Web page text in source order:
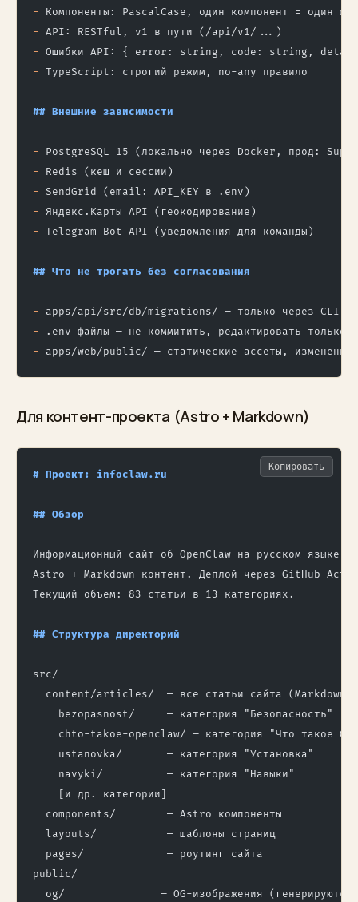
- Компоненты: PascalCase, один компонент = один
- API: RESTful, v1 в пути (/api/v1/...)
- Ошибки API: { error: string, code: string,
- TypeScript: строгий режим, no-any правило
## Внешние зависимости
- PostgreSQL 15 (локально через Docker, прод:
- Redis (кеш и сессии)
- SendGrid (email: API_KEY в .env)
- Яндекс.Карты API (геокодирование)
- Telegram Bot API (уведомления для команды)
## Что не трогать без согласования
- apps/api/src/db/migrations/ — только через CLI
- .env файлы — не коммитить, редактировать только
- apps/web/public/ — статические ассеты, изменения
Для контент-проекта (Astro + Markdown)
# Проект: infoclaw.ru
## Обзор
Информационный сайт об OpenClaw на русском языке.
Astro + Markdown контент. Деплой через GitHub
Текущий объём: 83 статьи в 13 категориях.
## Структура директорий
src/
  content/articles/  — все статьи сайта (Markdown)
    bezopasnost/     — категория "Безопасность"
chto-takoe-openclaw/ — категория "Что такое
    ustanovka/       — категория "Установка"
    navyki/          — категория "Навыки"
    [и др. категории]
  components/        — Astro компоненты
  layouts/           — шаблоны страниц
  pages/             — роутинг сайта
public/
og/               — OG-изображения (генерируются
Копировать